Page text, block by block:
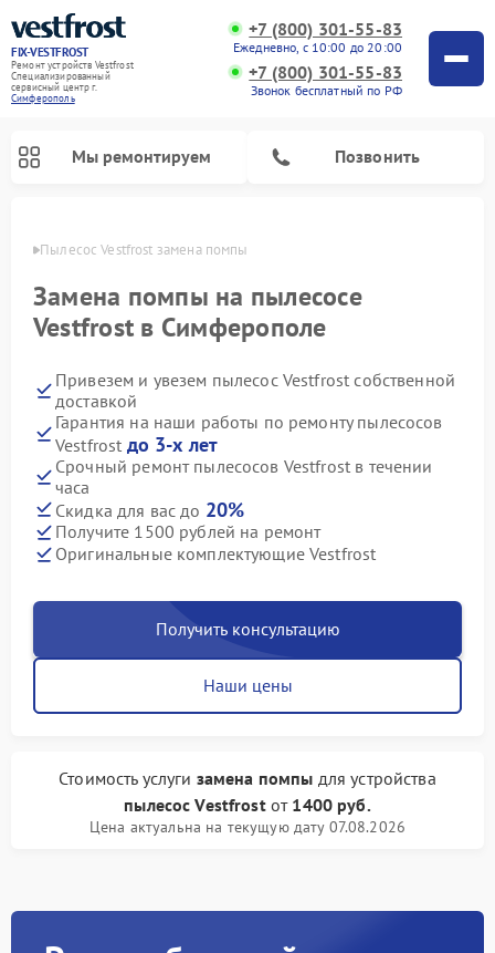
FIX-VESTFROST
Ремонт устройств Vestfrost
Специализированный
cервисный центр г.
Симферополь
+7 (800) 301-55-83
Ежедневно, с 10:00 до 20:00
+7 (800) 301-55-83
Звонок бесплатный по РФ
Мы ремонтируем Позвонить
Пылесос Vestfrost замена помпы
Замена помпы на пылесосе
Vestfrost в Симферополе
Привезем и увезем пылесос Vestfrost собственной
доставкой
Гарантия на наши работы по ремонту пылесосов
Vestfrost до 3-х лет
Срочный ремонт пылесосов Vestfrost в течении
часа
Скидка для вас до 20%
Получите 1500 рублей на ремонт
Оригинальные комплектующие Vestfrost
Получить консультацию
Наши цены
Стоимость услуги замена помпы для устройства
пылесос Vestfrostот 1400 руб.
Цена актуальна на текущую дату 07.08.2026